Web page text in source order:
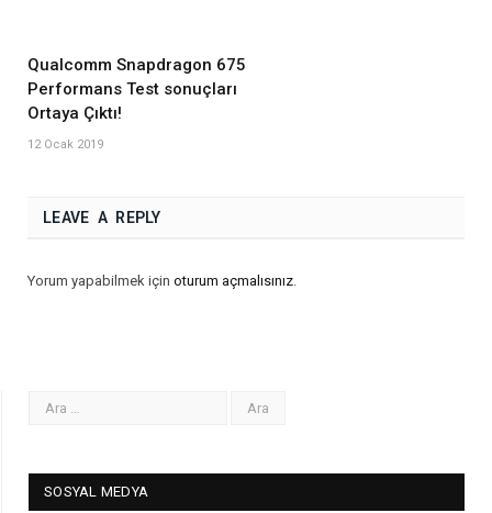
Qualcomm Snapdragon 675
Performans Test sonuçları
Ortaya Çıktı!
12 Ocak 2019
LEAVE A REPLY
Yorum yapabilmek için oturum açmalısınız.
SOSYAL MEDYA